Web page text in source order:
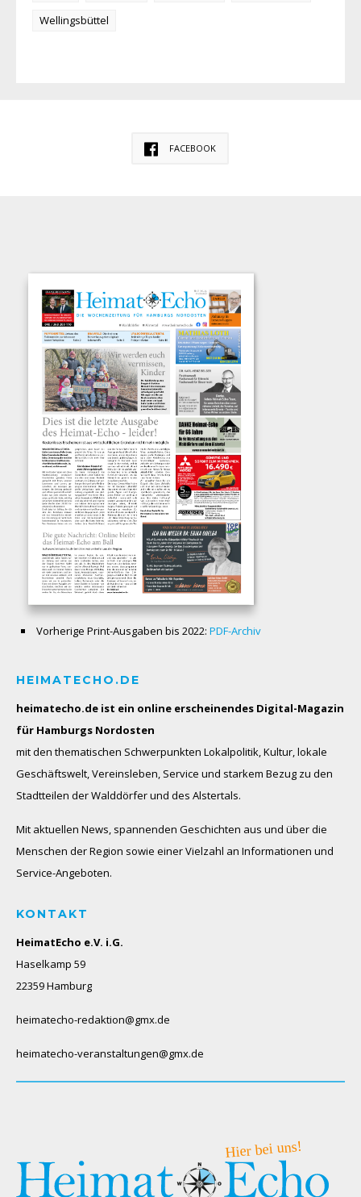
Wellingsbüttel
FACEBOOK
Vorherige Print-Ausgaben bis 2022: PDF-Archiv
HEIMATECHO.DE
heimatecho.de ist ein online erscheinendes Digital-Magazin
für Hamburgs Nordosten
mit den thematischen Schwerpunkten Lokalpolitik, Kultur, lokale
Geschäftswelt, Vereinsleben, Service und starkem Bezug zu den
Stadtteilen der Walddörfer und des Alstertals.
Mit aktuellen News, spannenden Geschichten aus und über die
Menschen der Region sowie einer Vielzahl an Informationen und
Service-Angeboten.
KONTAKT
HeimatEcho e.V. i.G.
Haselkamp 59
22359 Hamburg
heimatecho-redaktion@gmx.de
heimatecho-veranstaltungen@gmx.de